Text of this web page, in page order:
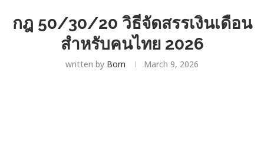
กฎ 50/30/20 วิธีจัดสรรเงินเดือน
สำหรับคนไทย 2026
written by Bom March 9, 2026